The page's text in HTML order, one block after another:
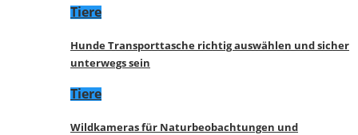
Tiere
Hunde Transporttasche richtig auswählen und sicher
unterwegs sein
Tiere
Wildkameras für Naturbeobachtungen und